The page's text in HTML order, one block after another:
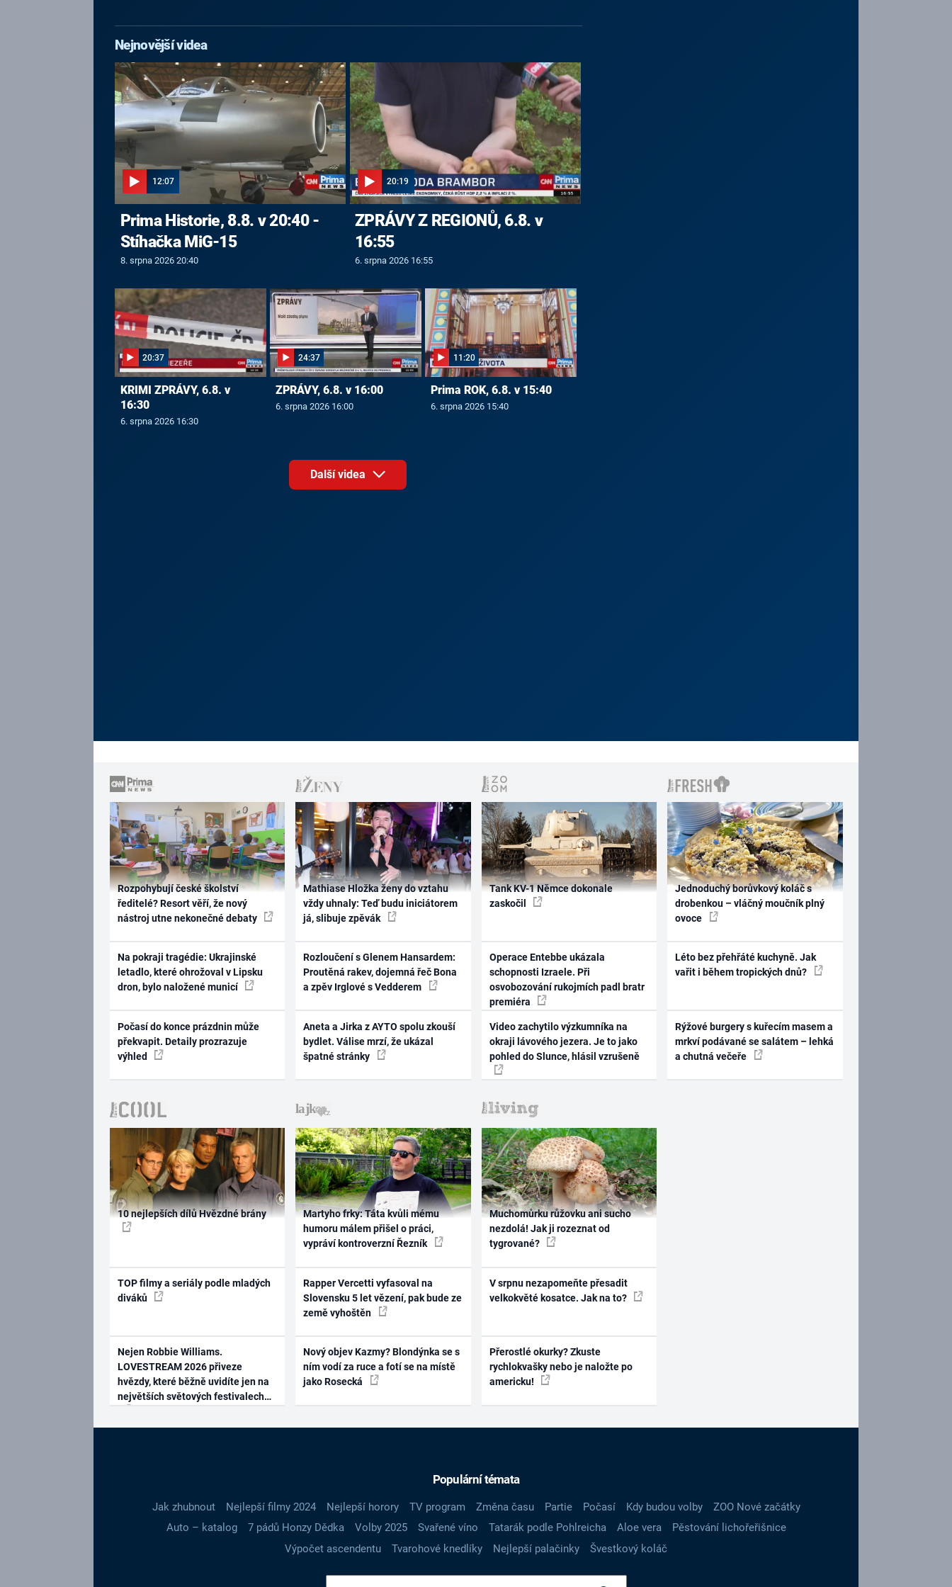
Nejnovější videa
12:07
Prima Historie, 8.8. v 20:40 -
Stíhačka MiG-15
8. srpna 2026 20:40
20:19
ZPRÁVY Z REGIONŮ, 6.8. v
16:55
6. srpna 2026 16:55
20:37
KRIMI ZPRÁVY, 6.8. v
16:30
6. srpna 2026 16:30
24:37
ZPRÁVY, 6.8. v 16:00
6. srpna 2026 16:00
11:20
Prima ROK, 6.8. v 15:40
6. srpna 2026 15:40
Další videa
Rozpohybují české školství
ředitelé? Resort věří, že nový
nástroj utne nekonečné debaty
Na pokraji tragédie: Ukrajinské
letadlo, které ohrožoval v Lipsku
dron, bylo naložené municí
Počasí do konce prázdnin může
překvapit. Detaily prozrazuje
výhled
Mathiase Hložka ženy do vztahu
vždy uhnaly: Teď budu iniciátorem
já, slibuje zpěvák
Rozloučení s Glenem Hansardem:
Proutěná rakev, dojemná řeč Bona
a zpěv Irglové s Vedderem
Aneta a Jirka z AYTO spolu zkouší
bydlet. Válise mrzí, že ukázal
špatné stránky
Tank KV-1 Němce dokonale
zaskočil
Operace Entebbe ukázala
schopnosti Izraele. Při
osvobozování rukojmích padl bratr
premiéra
Video zachytilo výzkumníka na
okraji lávového jezera. Je to jako
pohled do Slunce, hlásil vzrušeně
Jednoduchý borůvkový koláč s
drobenkou – vláčný moučník plný
ovoce
Léto bez přehřáté kuchyně. Jak
vařit i během tropických dnů?
Rýžové burgery s kuřecím masem a
mrkví podávané se salátem – lehká
a chutná večeře
10 nejlepších dílů Hvězdné brány
TOP filmy a seriály podle mladých
diváků
Nejen Robbie Williams.
LOVESTREAM 2026 přiveze
hvězdy, které běžně uvidíte jen na
největších světových festivalech
Martyho frky: Táta kvůli mému
humoru málem přišel o práci,
vypráví kontroverzní Řezník
Rapper Vercetti vyfasoval na
Slovensku 5 let vězení, pak bude ze
země vyhoštěn
Nový objev Kazmy? Blondýnka se s
ním vodí za ruce a fotí se na místě
jako Rosecká
Muchomůrku růžovku ani sucho
nezdolá! Jak ji rozeznat od
tygrované?
V srpnu nezapomeňte přesadit
velkokvěté kosatce. Jak na to?
Přerostlé okurky? Zkuste
rychlokvašky nebo je naložte po
americku!
Populární témata
Jak zhubnout Nejlepší filmy 2024 Nejlepší horory TV program Změna času Partie Počasí Kdy budou volby
ZOO Nové začátky
Auto – katalog
7 pádů Honzy Dědka Volby 2025 Svařené víno Tatarák podle Pohlreicha Aloe vera
Pěstování lichořeřišnice
Výpočet ascendentu
Tvarohové knedlíky Nejlepší palačinky Švestkový koláč